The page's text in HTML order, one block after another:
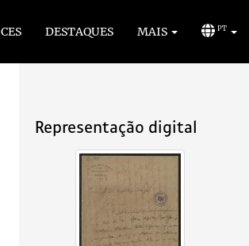
DESTAQUES MAIS PT
Representação digital